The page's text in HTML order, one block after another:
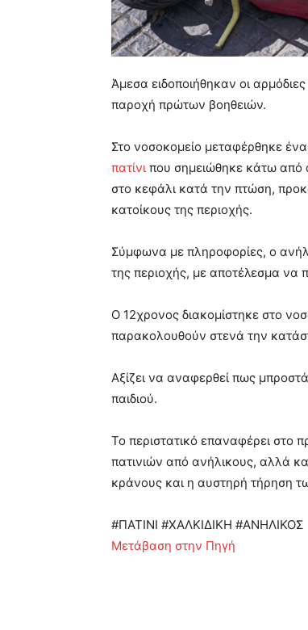
Άμεσα ειδοποιήθηκαν οι
παροχή πρώτων βοηθειών.
Στο νοσοκομείο μεταφέρθηκε
πατίνι που σημειώθηκε κάτω από
στο κεφάλι κατά την πτώση,
κατοίκους της περιοχής.
Σύμφωνα με πληροφορίες, ο
της περιοχής, με αποτέλεσμα να
Ο 12χρονος διακομίστηκε στο
παρακολουθούν στενά την
Αξίζει να αναφερθεί πως
παιδιού.
Το περιστατικό επαναφέρει στο
πατινιών από ανήλικους, αλλά
κράνους και η αυστηρή τήρηση
#ΠΑΤΙΝΙ #ΧΑΛΚΙΔΙΚΗ #ΑΝΗΛΙΚΟΣ
Μετάβαση στην Πηγή